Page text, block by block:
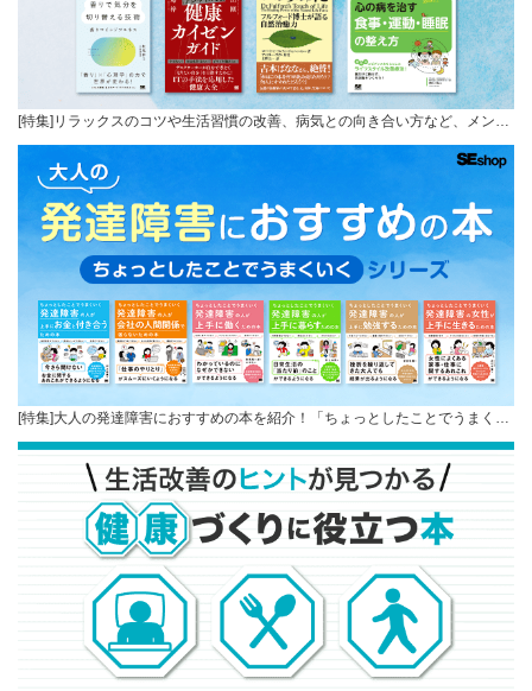
[特集]リラックスのコツや生活習慣の改善、病気との向き合い方など、メン…
[特集]大人の発達障害におすすめの本を紹介！「ちょっとしたことでうまく…